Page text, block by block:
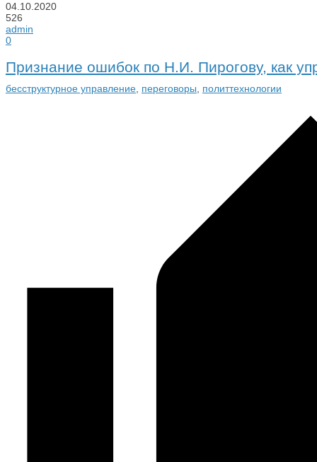
04.10.2020
526
admin
0
Признание ошибок по Н.И. Пирогову, как
бесструктурное управление переговоры политтехнологии